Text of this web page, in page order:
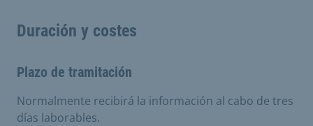
Duración y costes
Plazo de tramitación
Normalmente recibirá la información al cabo de tres
días laborables.